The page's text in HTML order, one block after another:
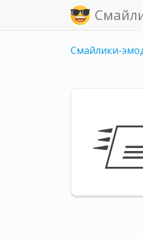
Смайлики-